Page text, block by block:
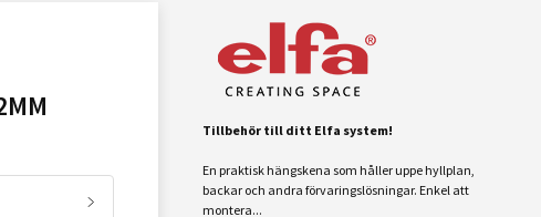
Tillbehör till ditt Elfa system!
En praktisk hängskena som håller uppe hyllplan,
backar och andra förvaringslösningar. Enkel att
montera...